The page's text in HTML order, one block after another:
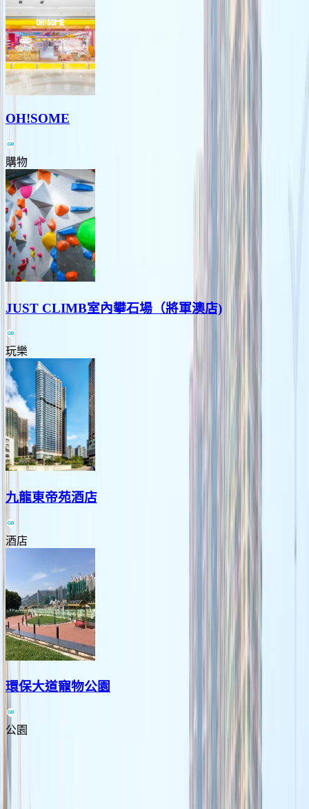
OH!SOME
購物
JUST CLIMB室內攀石場（將軍澳店)
玩樂
九龍東帝苑酒店
酒店
環保大道寵物公園
公園
將軍澳食買玩攻略